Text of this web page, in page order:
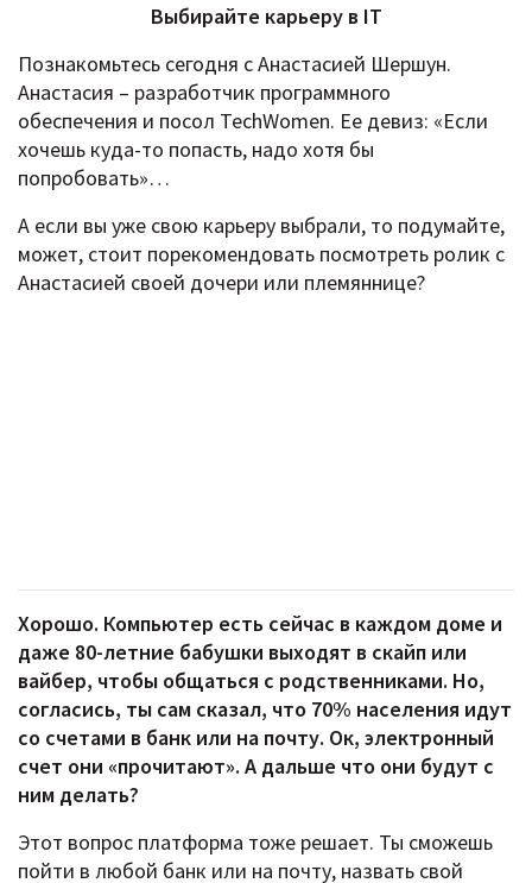
Выбирайте карьеру в IT
Познакомьтесь сегодня с Анастасией Шершун.
Анастасия – разработчик программного
обеспечения и посол TechWomen. Ее девиз: «Если
хочешь куда-то попасть, надо хотя бы
попробовать»…
А если вы уже свою карьеру выбрали, то подумайте,
может, стоит порекомендовать посмотреть ролик с
Анастасией своей дочери или племяннице?
Хорошо. Компьютер есть сейчас в каждом доме и
даже 80-летние бабушки выходят в скайп или
вайбер, чтобы общаться с родственниками. Но,
согласись, ты сам сказал, что 70% населения идут
со счетами в банк или на почту. Ок, электронный
счет они «прочитают». А дальше что они будут с
ним делать?
Этот вопрос платформа тоже решает. Ты сможешь
пойти в любой банк или на почту, назвать свой